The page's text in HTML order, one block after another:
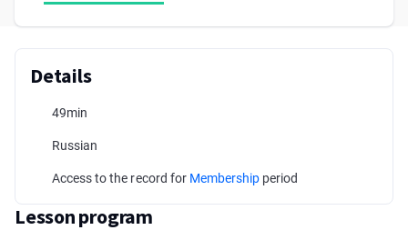
Details
49min
Russian
Access to the record for Membership period
Lesson program